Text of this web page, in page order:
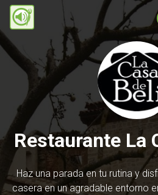
Pasar
contenido
principal
Restaurante La
Haz una parada en tu rutina y
casera en un agradable entorno